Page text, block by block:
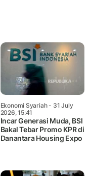
Ekonomi Syariah- 31 July
2026, 15:41
Incar Generasi Muda, BSI
Bakal Tebar Promo KPR di
Danantara Housing Expo